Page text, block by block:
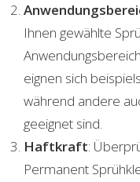
Ihnen gewählte
eignen sich
während andere
geeignet sind.
Haftkraft:
Permanent